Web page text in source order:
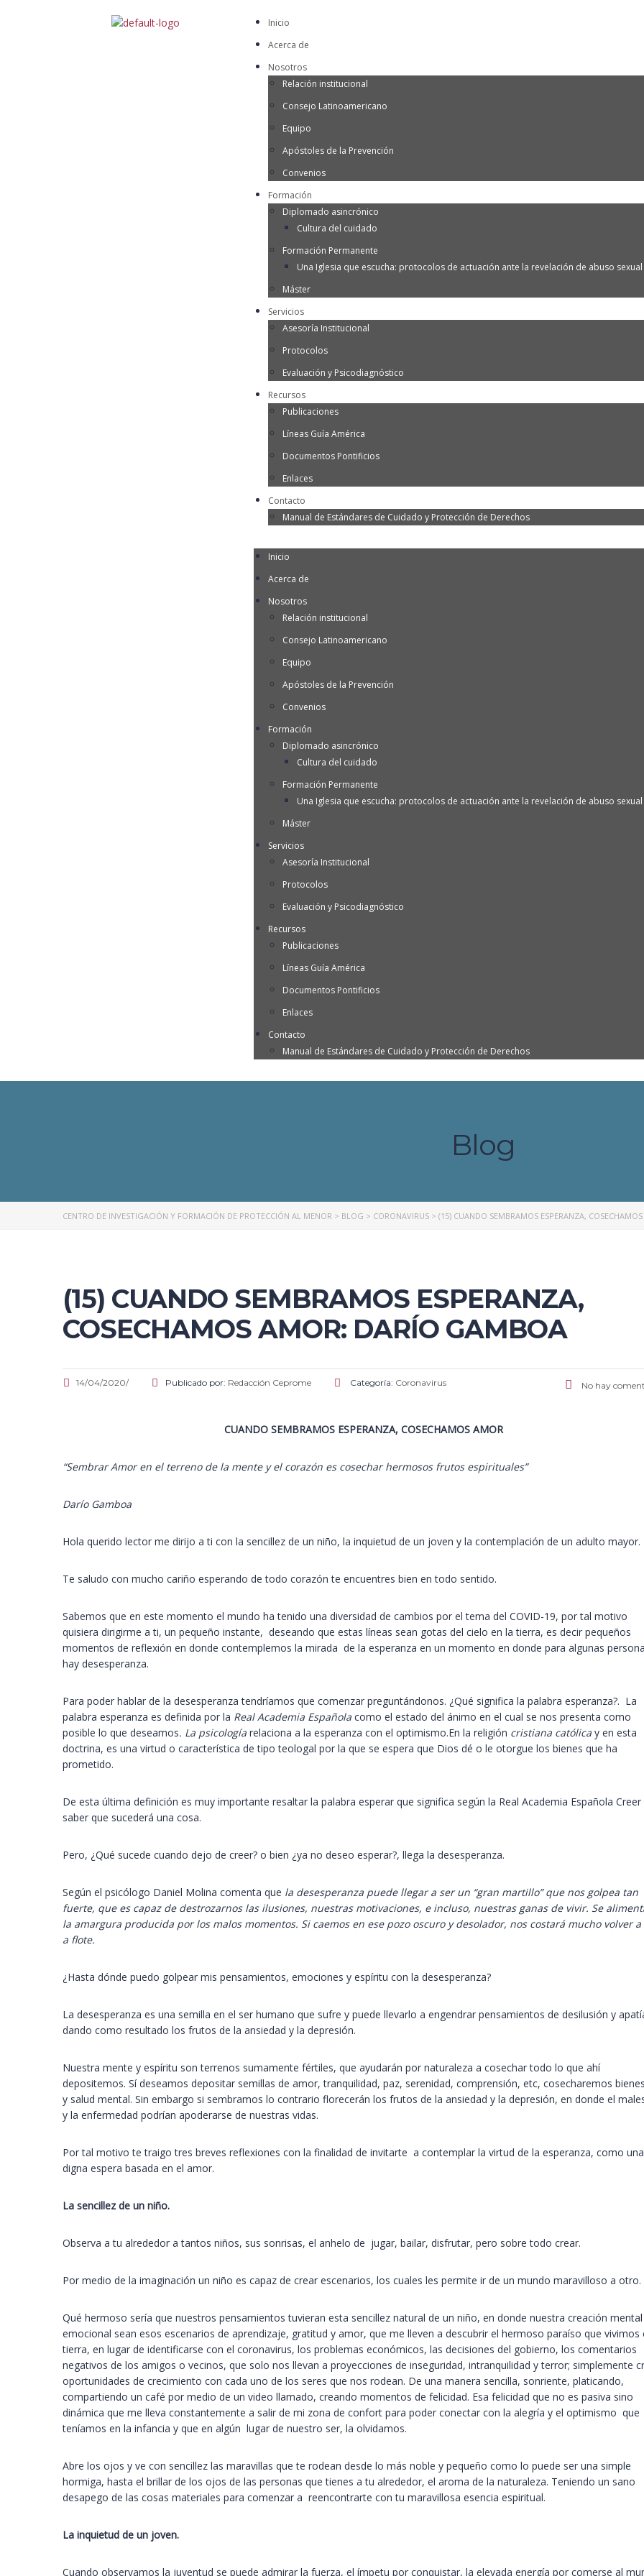
Inicio
Acerca de
Nosotros
Relación institucional
Consejo Latinoamericano
Equipo
Apóstoles de la Prevención
Convenios
Formación
Diplomado asincrónico
Cultura del cuidado
Formación Permanente
Una Iglesia que escucha: protocolos de actuación ante la revelación de abuso
Máster
Servicios
Asesoría Institucional
Protocolos
Evaluación y Psicodiagnóstico
Recursos
Publicaciones
Líneas Guía América
Documentos Pontificios
Enlaces
Contacto
Manual de Estándares de Cuidado y Protección de Derechos
Inicio
Acerca de
Nosotros
Relación institucional
Consejo Latinoamericano
Equipo
Apóstoles de la Prevención
Convenios
Formación
Diplomado asincrónico
Cultura del cuidado
Formación Permanente
Una Iglesia que escucha: protocolos de actuación ante la revelación de abuso
Máster
Servicios
Asesoría Institucional
Protocolos
Evaluación y Psicodiagnóstico
Recursos
Publicaciones
Líneas Guía América
Documentos Pontificios
Enlaces
Contacto
Manual de Estándares de Cuidado y Protección de Derechos
Blog
CENTRO DE INVESTIGACIÓN Y FORMACIÓN DE PROTECCIÓN AL MENOR > BLOG > CORONAVIRUS > (15) CUANDO SEMBRAMOS ESPERANZA,
(15) CUANDO SEMBRAMOS ESPERANZA,
COSECHAMOS AMOR: DARÍO GAMBOA
14/04/2020/ Publicado por: Redacción Ceprome Categoría: Coronavirus No hay
CUANDO SEMBRAMOS ESPERANZA, COSECHAMOS AMOR
“Sembrar Amor en el terreno de la mente y el corazón es cosechar hermosos frutos espirituales”
Darío Gamboa
Hola querido lector me dirijo a ti con la sencillez de un niño, la inquietud de un joven y la contemplación de un adulto mayor.
Te saludo con mucho cariño esperando de todo corazón te encuentres bien en todo sentido.
Sabemos que en este momento el mundo ha tenido una diversidad de cambios por el tema del COVID-19, por tal motivo
quisiera dirigirme a ti, un pequeño instante, deseando que estas líneas sean gotas del cielo en la tierra, es decir pequeños
momentos de reflexión en donde contemplemos la mirada de la esperanza en un momento en donde para algunas
hay desesperanza.
Para poder hablar de la desesperanza tendríamos que comenzar preguntándonos. ¿Qué significa la palabra esperanza?. La
palabra esperanza es definida por la Real Academia Española como el estado del ánimo en el cual se nos presenta como
posible lo que deseamos. La psicología relaciona a la esperanza con el optimismo.En la religión cristiana católica y en esta
doctrina, es una virtud o característica de tipo teologal por la que se espera que Dios dé o le otorgue los bienes que ha
prometido.
De esta última definición es muy importante resaltar la palabra esperar que significa según la Real Academia Española Creer
saber que sucederá una cosa.
Pero, ¿Qué sucede cuando dejo de creer? o bien ¿ya no deseo esperar?, llega la desesperanza.
Según el psicólogo Daniel Molina comenta que la desesperanza puede llegar a ser un “gran martillo” que nos golpea tan
fuerte, que es capaz de destrozarnos las ilusiones, nuestras motivaciones, e incluso, nuestras ganas de vivir. Se
la amargura producida por los malos momentos. Si caemos en ese pozo oscuro y desolador, nos costará mucho volver
a flote.
¿Hasta dónde puedo golpear mis pensamientos, emociones y espíritu con la desesperanza?
La desesperanza es una semilla en el ser humano que sufre y puede llevarlo a engendrar pensamientos de desilusión y
dando como resultado los frutos de la ansiedad y la depresión.
Nuestra mente y espíritu son terrenos sumamente fértiles, que ayudarán por naturaleza a cosechar todo lo que ahí
depositemos. Sí deseamos depositar semillas de amor, tranquilidad, paz, serenidad, comprensión, etc, cosecharemos
y salud mental. Sin embargo si sembramos lo contrario florecerán los frutos de la ansiedad y la depresión, en donde el
y la enfermedad podrían apoderarse de nuestras vidas.
Por tal motivo te traigo tres breves reflexiones con la finalidad de invitarte a contemplar la virtud de la esperanza, como una
digna espera basada en el amor.
La sencillez de un niño.
Observa a tu alrededor a tantos niños, sus sonrisas, el anhelo de jugar, bailar, disfrutar, pero sobre todo crear.
Por medio de la imaginación un niño es capaz de crear escenarios, los cuales les permite ir de un mundo maravilloso a otro.
Qué hermoso sería que nuestros pensamientos tuvieran esta sencillez natural de un niño, en donde nuestra creación
emocional sean esos escenarios de aprendizaje, gratitud y amor, que me lleven a descubrir el hermoso paraíso que vivimos
tierra, en lugar de identificarse con el coronavirus, los problemas económicos, las decisiones del gobierno, los comentarios
negativos de los amigos o vecinos, que solo nos llevan a proyecciones de inseguridad, intranquilidad y terror; simplemente
oportunidades de crecimiento con cada uno de los seres que nos rodean. De una manera sencilla, sonriente, platicando,
compartiendo un café por medio de un video llamado, creando momentos de felicidad. Esa felicidad que no es pasiva sino
dinámica que me lleva constantemente a salir de mi zona de confort para poder conectar con la alegría y el optimismo que
teníamos en la infancia y que en algún lugar de nuestro ser, la olvidamos.
Abre los ojos y ve con sencillez las maravillas que te rodean desde lo más noble y pequeño como lo puede ser una simple
hormiga, hasta el brillar de los ojos de las personas que tienes a tu alrededor, el aroma de la naturaleza. Teniendo un sano
desapego de las cosas materiales para comenzar a reencontrarte con tu maravillosa esencia espiritual.
La inquietud de un joven.
Cuando observamos la juventud se puede admirar la fuerza, el ímpetu por conquistar, la elevada energía por comerse al